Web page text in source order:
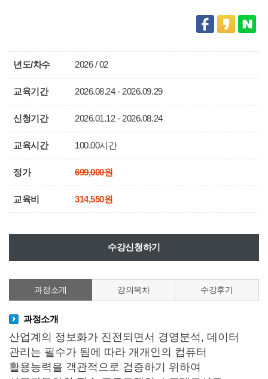
년도/차수 2026 / 02
교육기간 2026.08.24 - 2026.09.29
신청기간 2026.01.12 - 2026.08.24
교육시간 100.00시간
정가 699,000원
교육비 314,550원
수강신청하기
과정소개 강의목차 수강후기
과정소개
산업계의 정보화가 진전되면서 경영분석, 데이터
관리는 필수가 됨에 따라 개개인의 컴퓨터
활용능력을 객관적으로 검증하기 위하여